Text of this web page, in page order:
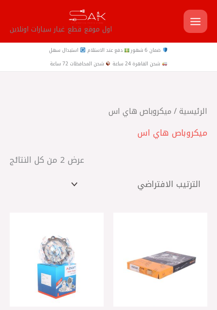
تخطي
إلى
المحتوى
اول موقع قطع غيار سيارات اونلاين
ضمان 6 شهور دفع عند الاستلام
استبدال سهل
شحن القاهرة 24 ساعة
شحن المحافظات 72 ساعة
الرئيسية/ ميكروباص هاي اس
ميكروباص هاي اس
عرض ⁦2⁩ من كل النتائج